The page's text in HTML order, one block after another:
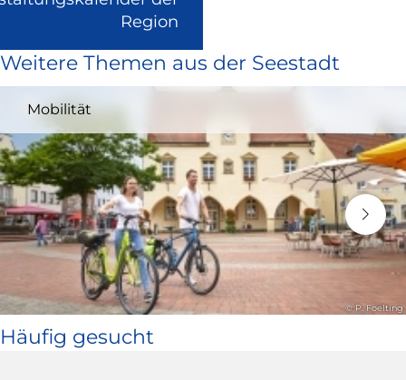
Region
extern
und
in
neuem
Fenster)
Weitere Themen aus der Seestadt
Mobilität
© P. Foelting
Häufig gesucht